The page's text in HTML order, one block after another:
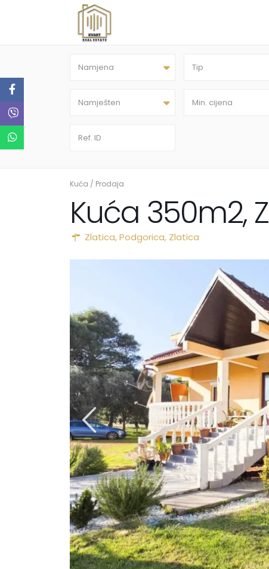
Namjena Tip
Namješten
Kuća / Prodaja
Kuća 350m2,
Zlatica,Podgorica, Zlatica